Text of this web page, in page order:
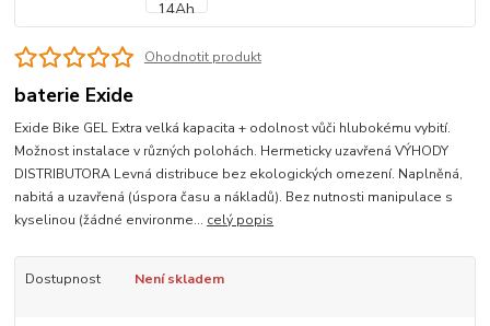
Ohodnotit produkt
baterie Exide
Exide Bike GEL Extra velká kapacita + odolnost vůči hlubokému vybití.
Možnost instalace v různých polohách. Hermeticky uzavřená VÝHODY
DISTRIBUTORA Levná distribuce bez ekologických omezení. Naplněná,
nabitá a uzavřená (úspora času a nákladů). Bez nutnosti manipulace s
kyselinou (žádné environme... celý popis
Dostupnost Není skladem